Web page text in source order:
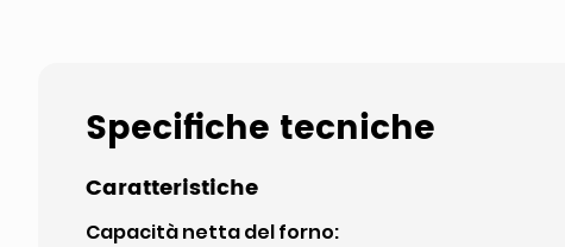
Specifiche tecniche
Caratteristiche
Capacità netta del forno: